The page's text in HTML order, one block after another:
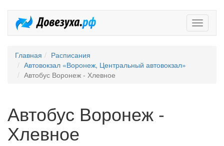
Главная
Расписания
Автовокзал «Воронеж, Центральный автовокзал»
Автобус Воронеж - Хлевное
Автобус Воронеж -
Хлевное